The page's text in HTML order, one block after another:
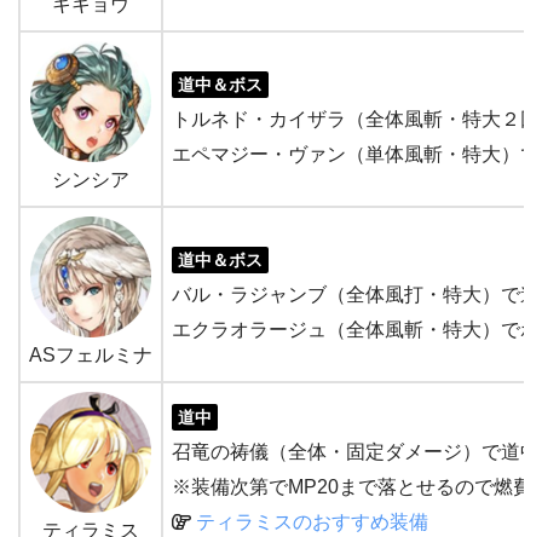
シンシア
道中＆ボス
トルネド・カイザラ（全体風斬・特大２
エペマジー・ヴァン（単体風斬・特大）
ASフェルミナ
道中＆ボス
バル・ラジャンブ（全体風打・特大）で
エクラオラージュ（全体風斬・特大）で
ティラミス
道中
召竜の祷儀（全体・固定ダメージ）で道中
※装備次第でMP20まで落とせるので燃費
ティラミスのおすすめ装備